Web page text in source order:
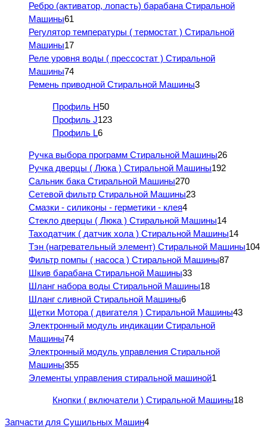
Ребро (активатор, лопасть) барабана Стиральной
Машины61
Регулятор температуры ( термостат ) Стиральной
Машины17
Реле уровня воды ( прессостат ) Стиральной
Машины74
Ремень приводной Стиральной Машины3
Профиль H50
Профиль J123
Профиль L6
Ручка выбора программ Стиральной Машины26
Ручка дверцы ( Люка ) Стиральной Машины192
Сальник бака Стиральной Машины270
Сетевой фильтр Стиральной Машины23
Смазки - силиконы - герметики - клея4
Стекло дверцы ( Люка ) Стиральной Машины14
Таходатчик ( датчик хола ) Стиральной Машины14
Тэн (нагревательный элемент) Стиральной Машины104
Фильтр помпы ( насоса ) Стиральной Машины87
Шкив барабана Стиральной Машины33
Шланг набора воды Стиральной Машины18
Шланг сливной Стиральной Машины6
Щетки Мотора ( двигателя ) Стиральной Машины43
Электронный модуль индикации Стиральной
Машины74
Электронный модуль управления Стиральной
Машины355
Элементы управления стиральной машиной1
Кнопки ( включатели ) Стиральной Машины18
Запчасти для Сушильных Машин4